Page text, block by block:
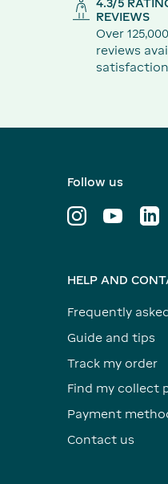
REVIEWS
Over
reviews
Follow us
HELP AND
Frequently
Guide and tips
Track my order
Find my collect
Payment
Contact us